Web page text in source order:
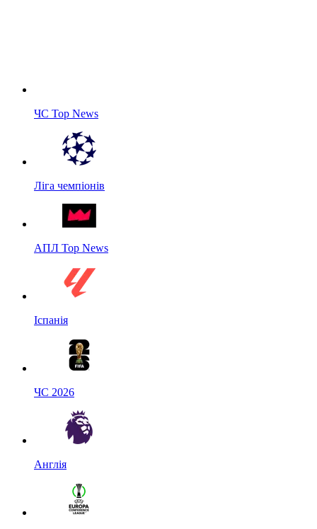
ЧС Top News
Ліга чемпіонів
АПЛ Top News
Іспанія
ЧС 2026
Англія